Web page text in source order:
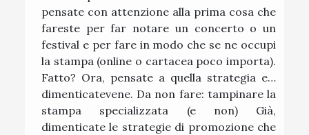
pensate con attenzione alla prima cosa che
fareste per far notare un concerto o un
festival e per fare in modo che se ne occupi
la stampa (online o cartacea poco importa).
Fatto? Ora, pensate a quella strategia e…
dimenticatevene. Da non fare: tampinare la
stampa specializzata (e non) Già,
dimenticate le strategie di promozione che